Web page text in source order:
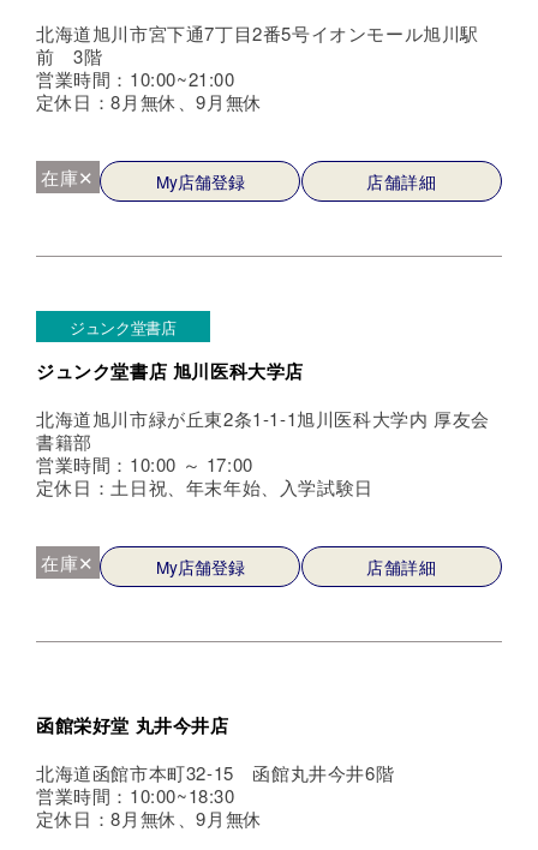
北海道旭川市宮下通7丁目2番5号イオンモール旭川駅
前 3階
営業時間：10:00~21:00
定休日：8月無休、9月無休
在庫✕ My店舗登録 店舗詳細
ジュンク堂書店
ジュンク堂書店 旭川医科大学店
北海道旭川市緑が丘東2条1-1-1旭川医科大学内 厚友会
書籍部
営業時間：10:00 ～ 17:00
定休日：土日祝、年末年始、入学試験日
在庫✕ My店舗登録 店舗詳細
函館栄好堂 丸井今井店
北海道函館市本町32-15 函館丸井今井6階
営業時間：10:00~18:30
定休日：8月無休、9月無休